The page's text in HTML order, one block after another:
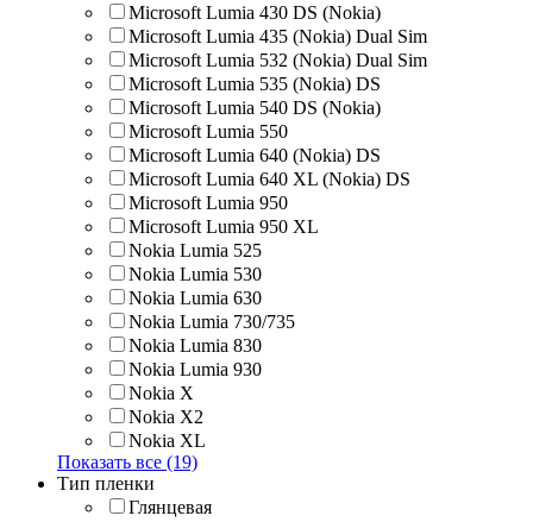
Microsoft Lumia 430 DS (Nokia)
Microsoft Lumia 435 (Nokia) Dual Sim
Microsoft Lumia 532 (Nokia) Dual Sim
Microsoft Lumia 535 (Nokia) DS
Microsoft Lumia 540 DS (Nokia)
Microsoft Lumia 550
Microsoft Lumia 640 (Nokia) DS
Microsoft Lumia 640 XL (Nokia) DS
Microsoft Lumia 950
Microsoft Lumia 950 XL
Nokia Lumia 525
Nokia Lumia 530
Nokia Lumia 630
Nokia Lumia 730/735
Nokia Lumia 830
Nokia Lumia 930
Nokia X
Nokia X2
Nokia XL
Показать все (19)
Тип пленки
Глянцевая